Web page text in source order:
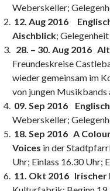
Weberskeller;
12. Aug 2016
Aischblick;
28. – 30. Aug 2016
Freundeskreise
wieder gemeinsam im
von jungen
09. Sep 2016
Weberskeller;
18. Sep 2016 A
Voices in der
Uhr; Einlass 16.30 Uhr;
11. Okt 2016 Irischer